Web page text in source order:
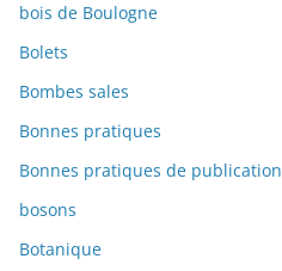
bois de Boulogne
Bolets
Bombes sales
Bonnes pratiques
Bonnes pratiques de publication
bosons
Botanique